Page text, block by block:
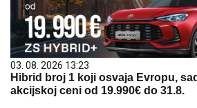
03. 08. 2026 13:23
Hibrid broj 1 koji osvaja Evropu,
akcijskoj ceni od 19.990€ do 31.8.